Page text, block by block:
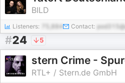
BILD
Listeners: 75,884 Contact:
#24 5
stern Crime -
RTL+ / Stern.de GmbH